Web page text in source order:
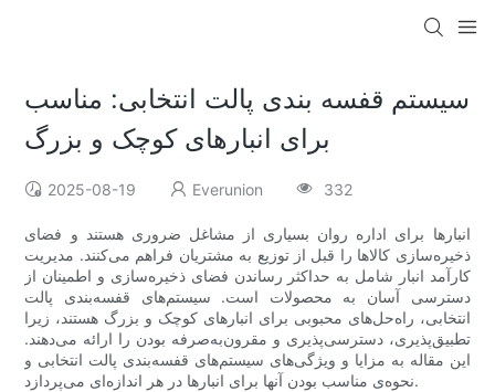
سیستم قفسه بندی پالت انتخابی: مناسب
برای انبارهای کوچک و بزرگ
2025-08-19 Everunion 332
انبارها برای اداره روان بسیاری از مشاغل ضروری هستند و فضای
ذخیره‌سازی کالاها را قبل از توزیع به مشتریان فراهم می‌کنند. مدیریت
کارآمد انبار شامل به حداکثر رساندن فضای ذخیره‌سازی و اطمینان از
دسترسی آسان به محصولات است. سیستم‌های قفسه‌بندی پالت
انتخابی، راه‌حل‌های محبوبی برای انبارهای کوچک و بزرگ هستند، زیرا
تطبیق‌پذیری، دسترسی‌پذیری و مقرون‌به‌صرفه بودن را ارائه می‌دهند.
این مقاله به مزایا و ویژگی‌های سیستم‌های قفسه‌بندی پالت انتخابی و
نحوه‌ی مناسب بودن آنها برای انبارها در هر اندازه‌ای می‌پردازد.